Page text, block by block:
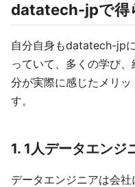
datatech-jpで得
自分自身もdatatech-jp
っていて、多くの学び
分が実際に感じたメリ
す。
1. 1人データエンジ
データエンジニアは会